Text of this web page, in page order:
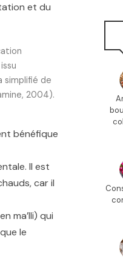
et du
simplifié de
2004).
bénéfique
Il est
car il
ma’lli) qui
le